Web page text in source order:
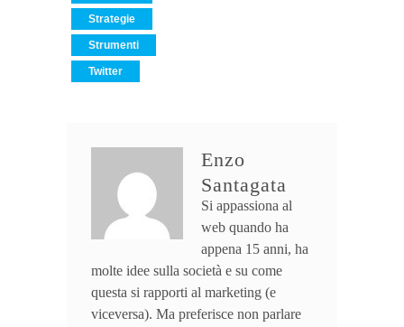
Strategie
Strumenti
Twitter
Enzo
Santagata
Si appassiona al
web quando ha
appena 15 anni, ha
molte idee sulla società e su come
questa si rapporti al marketing (e
viceversa). Ma preferisce non parlare